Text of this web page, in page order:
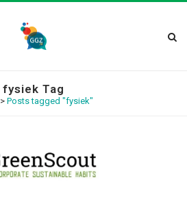
fysiek Tag
> Posts tagged "fysiek"